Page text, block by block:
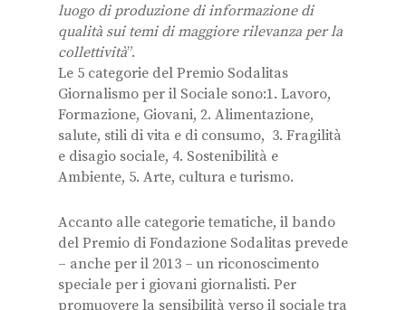
luogo di produzione di informazione di
qualità sui temi di maggiore rilevanza per la
collettività”.
Le 5 categorie del Premio Sodalitas
Giornalismo per il Sociale sono:1. Lavoro,
Formazione, Giovani, 2. Alimentazione,
salute, stili di vita e di consumo, 3. Fragilità
e disagio sociale, 4. Sostenibilità e
Ambiente, 5. Arte, cultura e turismo.
Accanto alle categorie tematiche, il bando
del Premio di Fondazione Sodalitas prevede
– anche per il 2013 – un riconoscimento
speciale per i giovani giornalisti. Per
promuovere la sensibilità verso il sociale tra